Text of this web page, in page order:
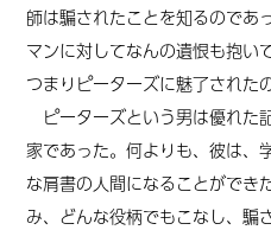
師は騙されたことを知るのであ
マンに対してなんの遺恨も抱い
つまりピーターズに魅了された
ピーターズという男は優れた
家であった。何よりも、彼は、
な肩書の人間になることができ
み、どんな役柄でもこなし、騙